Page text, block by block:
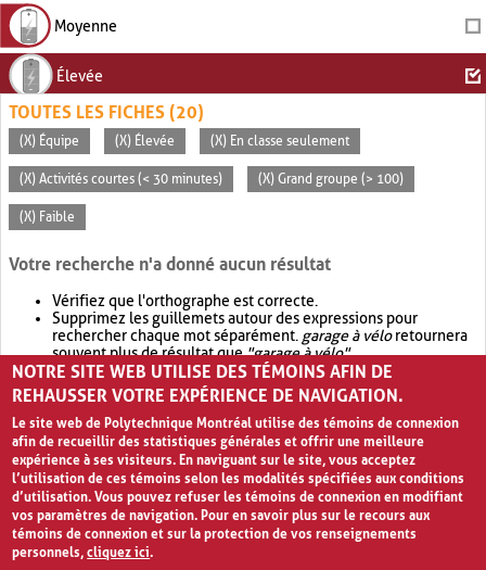
Moyenne
Élevée
TOUTES LES FICHES (20)
(X) Équipe (X) Élevée (X) En classe seulement
(X) Activités courtes (< 30 minutes) (X) Grand groupe (> 100)
(X) Faible
Votre recherche n'a donné aucun résultat
Vérifiez que l'orthographe est correcte.
Supprimez les guillemets autour des expressions pour
rechercher chaque mot séparément. garage à véloretournera
souvent plus de résultat que"garage à vélo".
Envisagez d'élargir votre recherche avec OR.garage OR vélo
retournera souvent plus de résultat quegarage à vélo
NOTRE SITE WEB UTILISE DES TÉMOINS AFIN DE
REHAUSSER VOTRE EXPÉRIENCE DE NAVIGATION.
Le site web de Polytechnique Montréal utilise des témoins de connexion
afin de recueillir des statistiques générales et offrir une meilleure
expérience à ses visiteurs. En naviguant sur le site, vous acceptez
l’utilisation de ces témoins selon les modalités spécifiées aux conditions
d’utilisation. Vous pouvez refuser les témoins de connexion en modifiant
vos paramètres de navigation. Pour en savoir plus sur le recours aux
témoins de connexion et sur la protection de vos renseignements
personnels,cliquez ici.